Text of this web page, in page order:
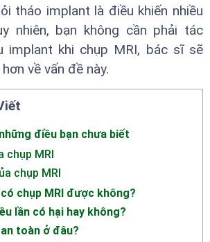
tháo implant là điều khiến nhiều
nhiên, bạn không cần phải tác
implant khi chụp MRI, bác sĩ sẽ
về vấn đề này.
điều bạn chưa biết
chụp MRI
chụp MRI
chụp MRI được không?
lần có hại hay không?
toàn ở đâu?